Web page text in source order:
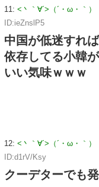
11: <丶｀∀´>（´・ω・｀
ID:ieZnslP5
中国が低迷すれ
依存してる小韓
いい気味ｗｗｗ
12: <丶｀∀´>（´・ω・｀
ID:d1rV/Ksy
クーデターでも